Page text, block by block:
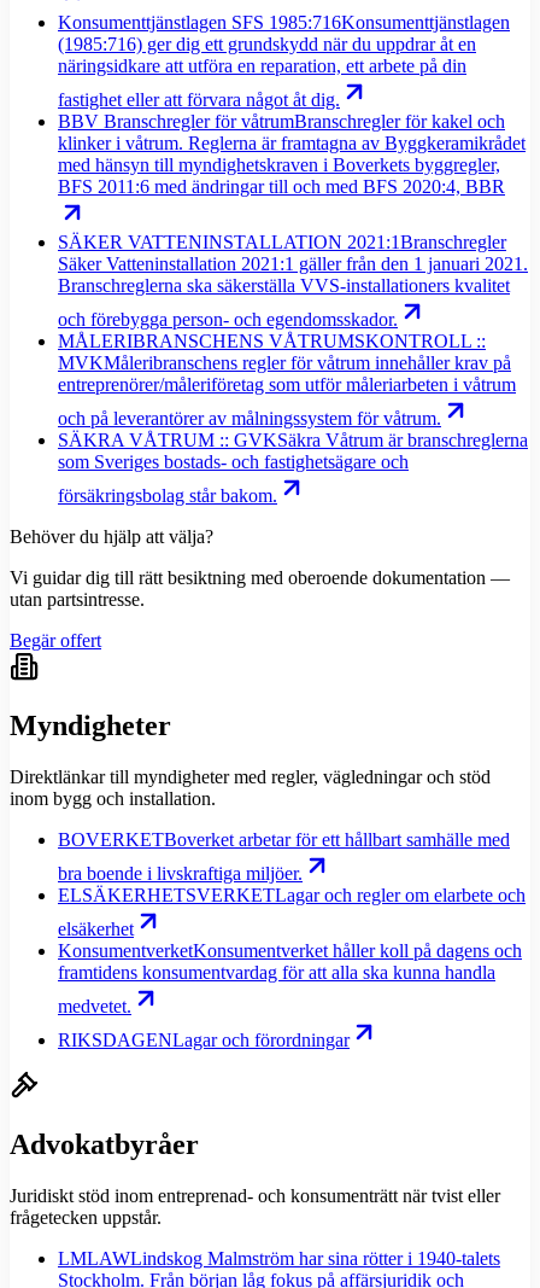
Konsumenttjänstlagen SFS 1985:716Konsumenttjänstlagen
(1985:716) ger dig ett grundskydd när du uppdrar åt en
näringsidkare att utföra en reparation, ett arbete på din
fastighet eller att förvara något åt dig.
BBV Branschregler för våtrumBranschregler för kakel och
klinker i våtrum. Reglerna är framtagna av Byggkeramikrådet
med hänsyn till myndighetskraven i Boverkets byggregler,
BFS 2011:6 med ändringar till och med BFS 2020:4, BBR
SÄKER VATTENINSTALLATION 2021:1Branschregler
Säker Vatteninstallation 2021:1 gäller från den 1 januari 2021.
Branschreglerna ska säkerställa VVS-installationers kvalitet
och förebygga person- och egendomsskador.
MÅLERIBRANSCHENS VÅTRUMSKONTROLL ::
MVKMåleribranschens regler för våtrum innehåller krav på
entreprenörer/måleriföretag som utför måleriarbeten i våtrum
och på leverantörer av målningssystem för våtrum.
SÄKRA VÅTRUM :: GVKSäkra Våtrum är branschreglerna
som Sveriges bostads- och fastighetsägare och
försäkringsbolag står bakom.
Behöver du hjälp att välja?
Vi guidar dig till rätt besiktning med oberoende dokumentation —
utan partsintresse.
Begär offert
Myndigheter
Direktlänkar till myndigheter med regler, vägledningar och stöd
inom bygg och installation.
BOVERKETBoverket arbetar för ett hållbart samhälle med
bra boende i livskraftiga miljöer.
ELSÄKERHETSVERKETLagar och regler om elarbete och
elsäkerhet
KonsumentverketKonsumentverket håller koll på dagens och
framtidens konsumentvardag för att alla ska kunna handla
medvetet.
RIKSDAGENLagar och förordningar
Advokatbyråer
Juridiskt stöd inom entreprenad- och konsumenträtt när tvist eller
frågetecken uppstår.
LMLAWLindskog Malmström har sina rötter i 1940-talets
Stockholm. Från början låg fokus på affärsjuridik och